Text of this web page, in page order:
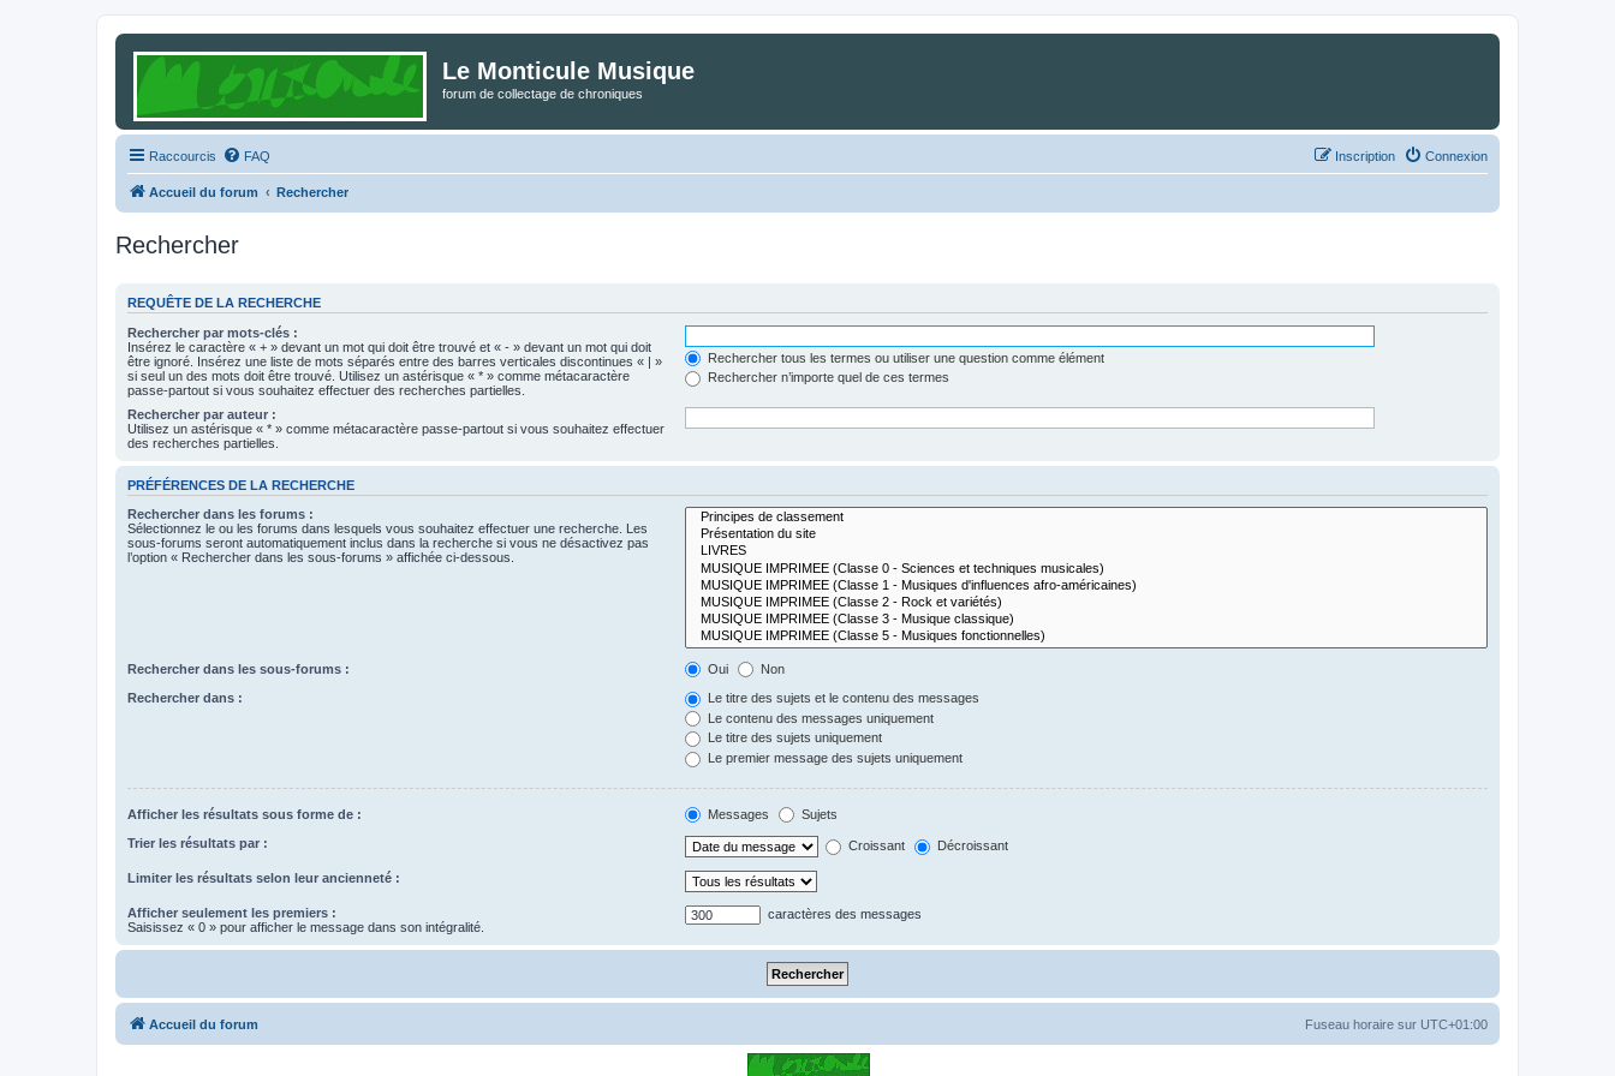
Le Monticule Musique
forum de collectage de chroniques
Raccourcis FAQ Connexion
Inscription
Accueil du forum Rechercher
Rechercher
REQUÊTE DE LA RECHERCHE
Rechercher par mots-clés :
Insérez le caractère « + » devant un mot qui doit être trouvé et « - » devant un mot qui doit
être ignoré. Insérez une liste de mots séparés entre des barres verticales discontinues « | »
si seul un des mots doit être trouvé. Utilisez un astérisque « * » comme métacaractère
passe-partout si vous souhaitez effectuer des recherches partielles.
Rechercher tous les termes ou utiliser une question comme élément
Rechercher n’importe quel de ces termes
Rechercher par auteur :
Utilisez un astérisque « * » comme métacaractère passe-partout si vous souhaitez effectuer
des recherches partielles.
PRÉFÉRENCES DE LA RECHERCHE
Rechercher dans les forums :
Sélectionnez le ou les forums dans lesquels vous souhaitez effectuer une recherche. Les
sous-forums seront automatiquement inclus dans la recherche si vous ne désactivez pas
l’option « Rechercher dans les sous-forums » affichée ci-dessous.
Rechercher dans les sous-forums : Oui Non
Rechercher dans :
Le titre des sujets et le contenu des messages
Le contenu des messages uniquement
Le titre des sujets uniquement
Le premier message des sujets uniquement
Afficher les résultats sous forme de : Messages Sujets
Trier les résultats par : Croissant Décroissant
Limiter les résultats selon leur ancienneté :
Afficher seulement les premiers :
Saisissez « 0 » pour afficher le message dans son intégralité.
caractères des messages
Accueil du forum Fuseau horaire sur UTC+01:00